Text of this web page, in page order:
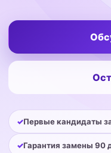
Первые кандидаты
Гарантия замены 90